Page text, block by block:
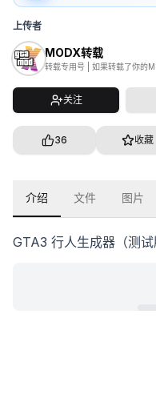
上传者
MODX转载
转载专用号 | 如果转载了你的
关注
36 收藏
介绍 文件 图片
GTA3 行人生成器（测试